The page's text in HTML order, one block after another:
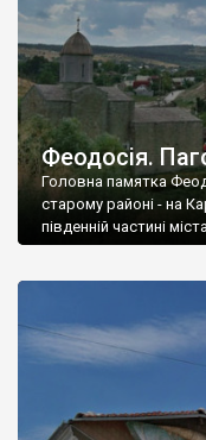
Феодосія.
Головна памятка
старому районі - на
південній частині міста.